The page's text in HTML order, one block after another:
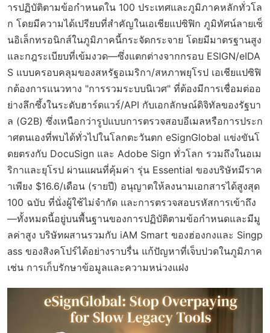
ารปฏิบัติตามข้อกำหนดใน 100 ประเทศและภูมิภาคหลักทั่วโล
ก โดยมีความได้เปรียบที่สำคัญในเอเชียแปซิฟิก ภูมิทัศน์ลายเซ็
นอิเล็กทรอนิกส์ในภูมิภาคนี้กระจัดกระจาย โดยมีมาตรฐานสูง
และกฎระเบียบที่เข้มงวด—ซึ่งแตกต่างจากกรอบ ESIGN/eIDA
S แบบครอบคลุมของสหรัฐอเมริกา/สหภาพยุโรป เอเชียแปซิฟิ
กต้องการแนวทาง "การรวมระบบนิเวศ" ที่ต้องมีการเชื่อมต่ออ
ย่างลึกซึ้งในระดับฮาร์ดแวร์/API กับเอกลักษณ์ดิจิทัลของรัฐบา
ล (G2B) ซึ่งเหนือกว่ารูปแบบการตรวจสอบอีเมลหรือการประก
าศตนเองที่พบได้ทั่วไปในโลกตะวันตก eSignGlobal แข่งขันโ
ดยตรงกับ DocuSign และ Adobe Sign ทั่วโลก รวมถึงในอเม
ริกาและยุโรป ผ่านแผนที่คุ้มค่า รุ่น Essential ของบริษัทมีราค
าเพียง $16.6/เดือน (รายปี) อนุญาตให้ลงนามเอกสารได้สูงสุด
100 ฉบับ ที่นั่งผู้ใช้ไม่จำกัด และการตรวจสอบรหัสการเข้าถึง
—ทั้งหมดนี้อยู่บนพื้นฐานของการปฏิบัติตามข้อกำหนดและมีมู
ลค่าสูง บริษัทผสานรวมกับ iAM Smart ของฮ่องกงและ Singp
ass ของสิงคโปร์ได้อย่างราบรื่น แก้ปัญหาที่เจ็บปวดในภูมิภาค
เช่น การเก็บรักษาข้อมูลและความหน่วงแฝง